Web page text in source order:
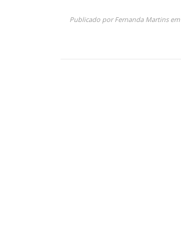
Publicado porFernanda Martinsem